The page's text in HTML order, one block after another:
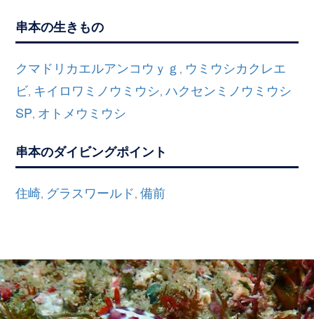
串本の生きもの
クマドリカエルアンコウｙｇ , ウミウシカクレエ
ビ, キイロワミノウミウシ,ハクセンミノウミウシ
SP, オトメウミウシ
串本のダイビングポイント
住崎, グラスワールド,備前